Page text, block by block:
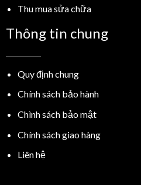
Thu mua sửa chữa
Thông tin chung
Quy định chung
Chính sách bảo hành
Chình sách bảo mật
Chính sách giao hàng
Liên hệ